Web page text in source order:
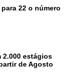
22 o número
2.000 estágios
de Agosto